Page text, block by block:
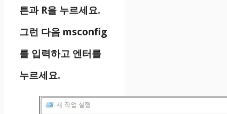
튼과 R을 누르세요.
그런 다음 msconfig
를 입력하고 엔터를
누르세요.